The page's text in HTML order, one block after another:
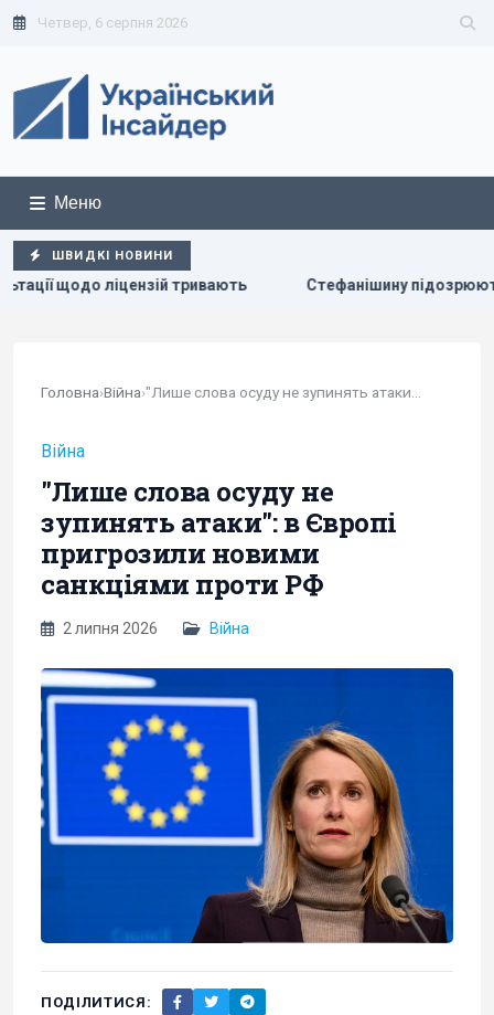
Четвер, 6 серпня 2026
Меню
ШВИДКІ НОВИНИ
Стефанішину підозрюють в незаконному
Головна›Війна›
Війна
"Лише слова осуду не
зупинять атаки": в Європі
пригрозили новими
санкціями проти РФ
2 липня 2026 Війна
ПОДІЛИТИСЯ: